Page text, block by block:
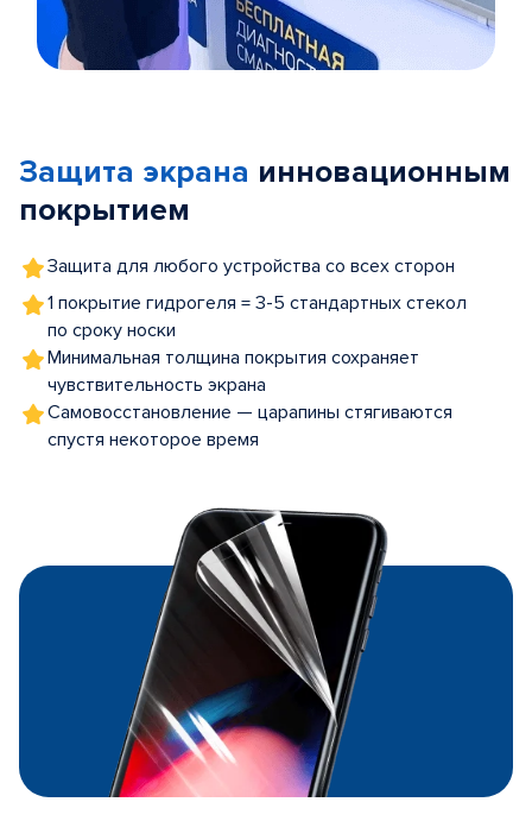
5
Защита экрана инновационным
покрытием
Защита для любого устройства со всех сторон
1 покрытие гидрогеля = 3-5 стандартных стекол
по сроку носки
Минимальная толщина покрытия сохраняет
чувствительность экрана
Самовосстановление — царапины стягиваются
спустя некоторое время